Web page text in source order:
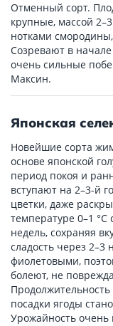
Отменный сорт.
крупные, массой
нотками
Созревают в
очень сильные
Максин.
Японская
Новейшие сорта
основе японской
период покоя и
вступают на 2–3-й
цветки, даже
температуре 0–1
недель, сохраняя
сладость через 2–3
фиолетовыми,
болеют, не
посадки ягоды
Урожайность очень